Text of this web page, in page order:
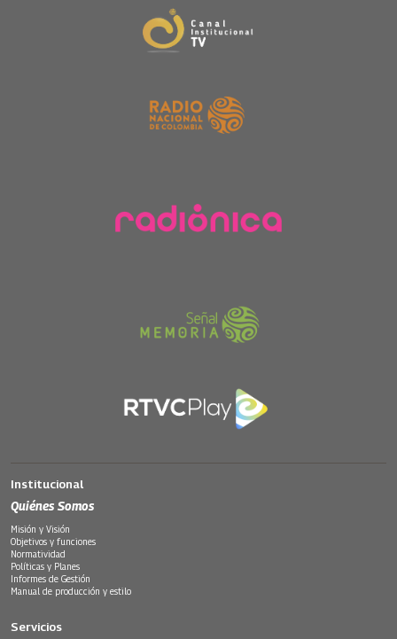
Institucional
Quiénes Somos
Misión y Visión
Objetivos y funciones
Normatividad
Políticas y Planes
Informes de Gestión
Manual de producción y estilo
Servicios